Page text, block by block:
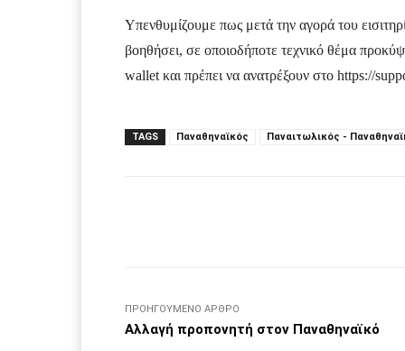
Υπενθυμίζουμε πως μετά την αγορά του
βοηθήσει, σε οποιοδήποτε τεχνικό θέμα
wallet και πρέπει να ανατρέξουν στο https://
TAGS Παναθηναϊκός Παναιτωλικός -
ΠΡΟΗΓΟΎΜΕΝΟ ΆΡΘΡΟ
Αλλαγή προπονητή στον Παναθηναϊκό